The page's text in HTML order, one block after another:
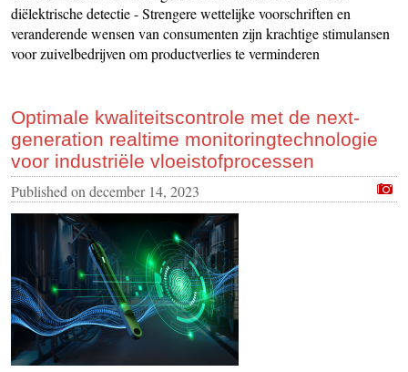
diëlektrische detectie - Strengere wettelijke voorschriften en
veranderende wensen van consumenten zijn krachtige stimulansen
voor zuivelbedrijven om productverlies te verminderen
Optimale kwaliteitscontrole met de next-
generation realtime monitoringtechnologie
voor industriële vloeistofprocessen
Published ondecember 14, 2023